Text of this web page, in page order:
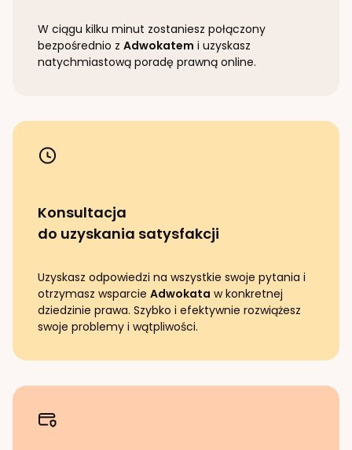
W ciągu kilku minut zostaniesz połączony
bezpośrednio z Adwokatem i uzyskasz
natychmiastową poradę prawną online.
Konsultacja
do uzyskania satysfakcji
Uzyskasz odpowiedzi na wszystkie swoje pytania i
otrzymasz wsparcie Adwokata w konkretnej
dziedzinie prawa. Szybko i efektywnie rozwiążesz
swoje problemy i wątpliwości.